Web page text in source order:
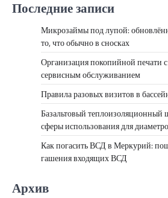
Последние записи
Микрозаймы под лупой:
то, что обычно в сносках
Организация покопийной печати
сервисным обслуживанием
Правила разовых визитов в
Базальтовый теплоизоляционный
сферы использования для
Как погасить ВСД в Меркурий:
гашения входящих ВСД
Архив